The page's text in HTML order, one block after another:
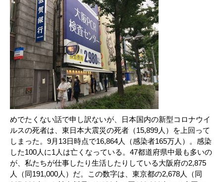
めでたくない話で申し訳ないが、日本国内の新型コロナウイ
ルスの死者は、東日本大震災の死者（15,899人）を上回って
しまった。9月13日時点で16,864人（感染者165万人）。感染
した100人に1人は亡くなっている。47都道府県中最も多いの
が、私たちが仕事したり生活したりしている大阪府の2,875
人（同191,000人）だ。この数字は、東京都の2,678人（同